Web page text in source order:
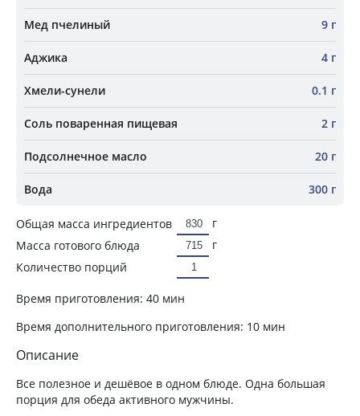
Мед пчелиный 9 г
Аджика 4 г
Хмели-сунели 0.1 г
Соль поваренная пищевая 2 г
Подсолнечное масло 20 г
Вода 300 г
Общая масса ингредиентов
г
Масса готового блюда
г
Количество порций
Время приготовления: 40 мин
Время дополнительного приготовления: 10 мин
Описание
Все полезное и дешёвое в одном блюде. Одна большая
порция для обеда активного мужчины.